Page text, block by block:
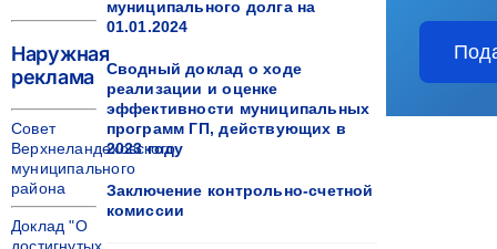
муниципального долга на
01.01.2024
Сводный доклад о ходе
реализации и оценке
эффективности муниципальных
программ ГП, действующих в
2023 году
Заключение контрольно-счетной
комиссии
Наружная
реклама
Совет
Верхнеландеховского
муниципального
района
Доклад "О